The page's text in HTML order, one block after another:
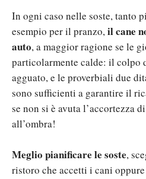
In ogni caso nelle soste, tanto
esempio per il pranzo,il cane
auto, a maggior ragione se le
particolarmente calde: il colpo
agguato, e le proverbiali due
sono sufficienti a garantire il
se non si è avuta l’accortezza
all’ombra!
Meglio pianificare le soste,
ristoro che accetti i cani